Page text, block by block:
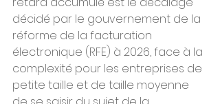
décidé par le gouvernement de la
réforme de la facturation
électronique (RFE) à 2026, face à la
complexité pour les entreprises de
petite taille et de taille moyenne